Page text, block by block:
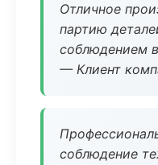
Отличное
партию
соблюдением
— Клиент
соблюдение